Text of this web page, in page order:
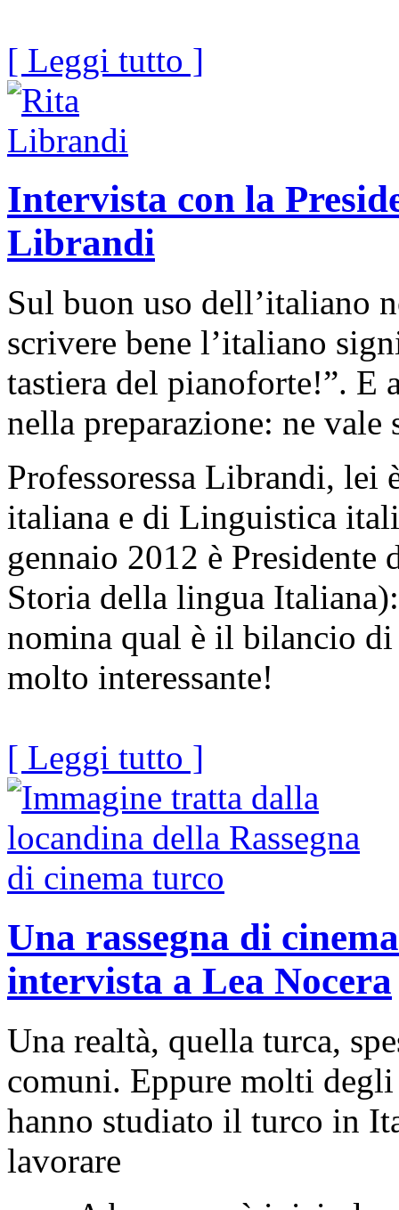
[ Leggi tutto ]
Intervista con la
Librandi
Sul buon uso dell’italiano
scrivere bene l’italiano
tastiera del pianoforte!”. E
nella preparazione: ne vale
Professoressa Librandi, lei
italiana e di Linguistica
gennaio 2012 è
Storia della lingua
nomina qual è il bilancio di
molto interessante!
[ Leggi tutto ]
Una rassegna di
intervista a Lea Nocera
Una realtà, quella turca,
comuni. Eppure molti
hanno studiato il turco in
lavorare